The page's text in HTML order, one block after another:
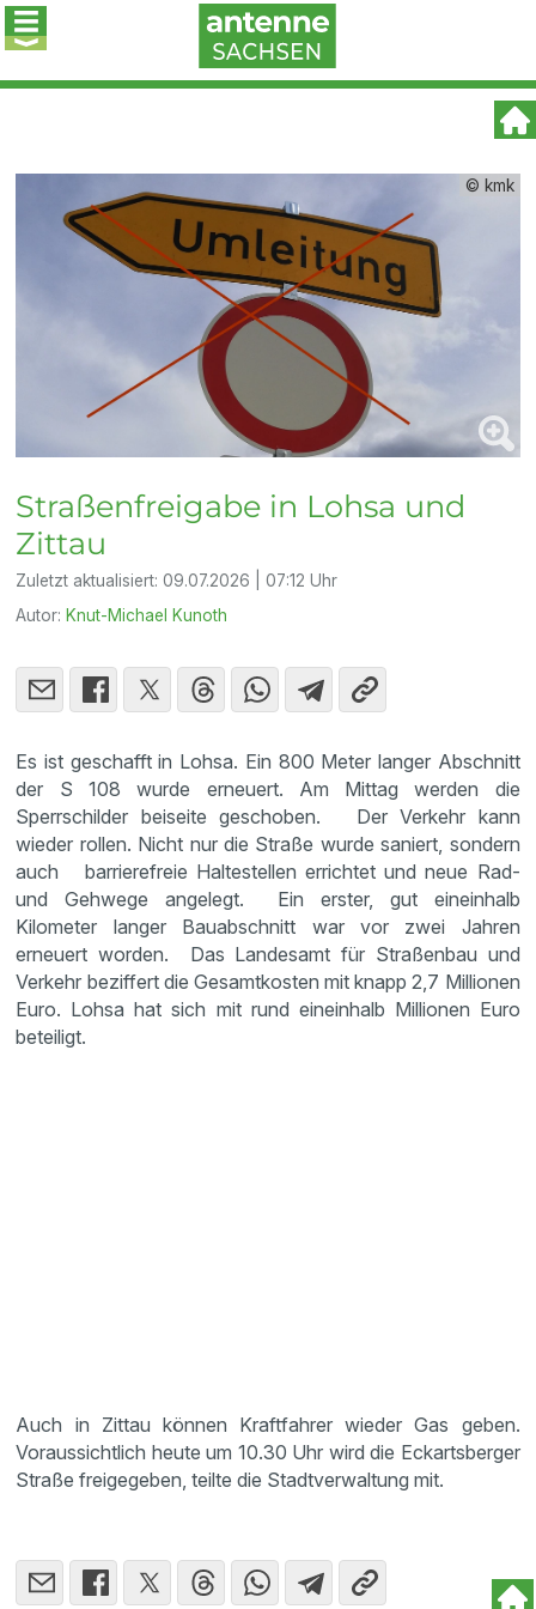
© kmk
Straßenfreigabe in Lohsa und
Zittau
Zuletzt aktualisiert:09.07.2026 | 07:12 Uhr
Autor: Knut-Michael Kunoth
Es ist geschafft in Lohsa. Ein 800 Meter langer Abschnitt
der S 108 wurde erneuert. Am Mittag werden die
Sperrschilder beiseite geschoben. Der Verkehr kann
wieder rollen. Nicht nur die Straße wurde saniert, sondern
auch barrierefreie Haltestellen errichtet und neue Rad‑
und Gehwege angelegt. Ein erster, gut eineinhalb
Kilometer langer Bauabschnitt war vor zwei Jahren
erneuert worden. Das Landesamt für Straßenbau und
Verkehr beziffert die Gesamtkosten mit knapp 2,7 Millionen
Euro. Lohsa hat sich mit rund eineinhalb Millionen Euro
beteiligt.
Auch in Zittau können Kraftfahrer wieder Gas geben.
Voraussichtlich heute um 10.30 Uhr wird die Eckartsberger
Straße freigegeben, teilte die Stadtverwaltung mit.